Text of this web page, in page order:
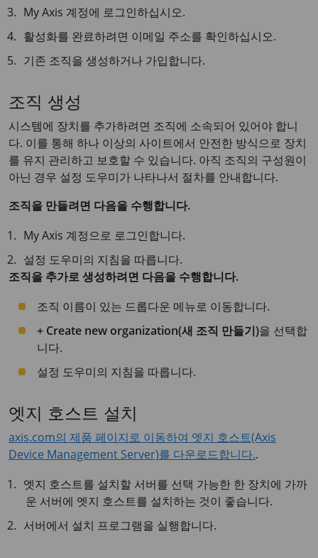
My Axis 계정에 로그인하십시오.
활성화를 완료하려면 이메일 주소를 확인하십시오.
기존 조직을 생성하거나 가입합니다.
조직 생성
시스템에 장치를 추가하려면 조직에 소속되어 있어야 합니
다. 이를 통해 하나 이상의 사이트에서 안전한 방식으로 장치
를 유지 관리하고 보호할 수 있습니다. 아직 조직의 구성원이
아닌 경우 설정 도우미가 나타나서 절차를 안내합니다.
조직을 만들려면 다음을 수행합니다.
My Axis 계정으로 로그인합니다.
설정 도우미의 지침을 따릅니다.
조직을 추가로 생성하려면 다음을 수행합니다.
조직 이름이 있는 드롭다운 메뉴로 이동합니다.
+ Create new organization(새 조직 만들기)을 선택합
니다.
설정 도우미의 지침을 따릅니다.
엣지 호스트 설치
axis.com의 제품 페이지로 이동하여 엣지 호스트(Axis
Device Management Server)를 다운로드합니다..
엣지 호스트를 설치할 서버를 선택 가능한 한 장치에 가까
운 서버에 엣지 호스트를 설치하는 것이 좋습니다.
서버에서 설치 프로그램을 실행합니다.